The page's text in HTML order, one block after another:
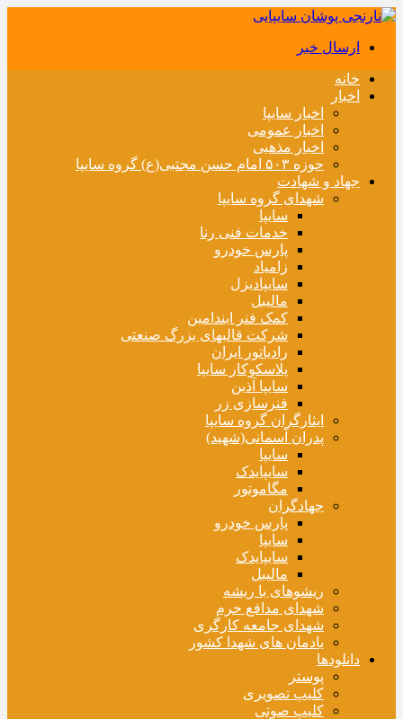
ارسال خبر
خانه
اخبار
اخبار سایپا
اخبار عمومی
اخبار مذهبی
حوزه ۵۰۳ امام حسن مجتبی(ع) گروه سایپا
جهاد و شهادت
شهدای گروه سایپا
سایپا
خدمات فنی رنا
پارس خودرو
زامیاد
سایپادیزل
مالیبل
کمک فنر ایندامین
شرکت قالبهای بزرگ صنعتی
رادیاتور ایران
پلاسکوکار سایپا
سایپا آذین
فنرسازی زر
ایثارگران گروه سایپا
پدران آسمانی(شهید)
سایپا
سایپایدک
مگاموتور
جهادگران
پارس خودرو
سایپا
سایپایدک
مالیبل
ریشوهای با ریشه
شهدای مدافع حرم
شهدای جامعه کارگری
یادمان های شهدا کشور
دانلودها
پوستر
کلیپ تصویری
کلیپ صوتی